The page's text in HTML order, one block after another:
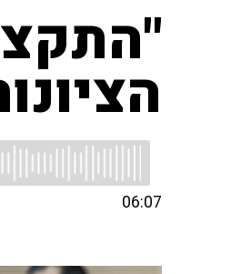
06:07